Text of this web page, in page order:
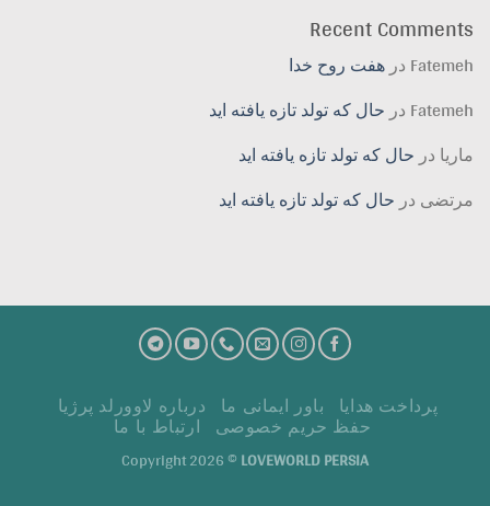
Recent Comments
Fatemeh درهفت روح خدا
Fatemeh درحال که تولد تازه یافته اید
ماریا درحال که تولد تازه یافته اید
مرتضی درحال که تولد تازه یافته اید
پرداخت هدايا باور ایمانی ما درباره لاوورلد پرژیا
حفظ حریم خصوصی ارتباط با ما
Copyright 2026 ©LOVEWORLD PERSIA